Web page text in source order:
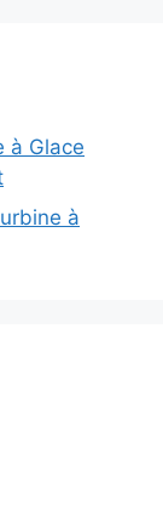
à Glace
à